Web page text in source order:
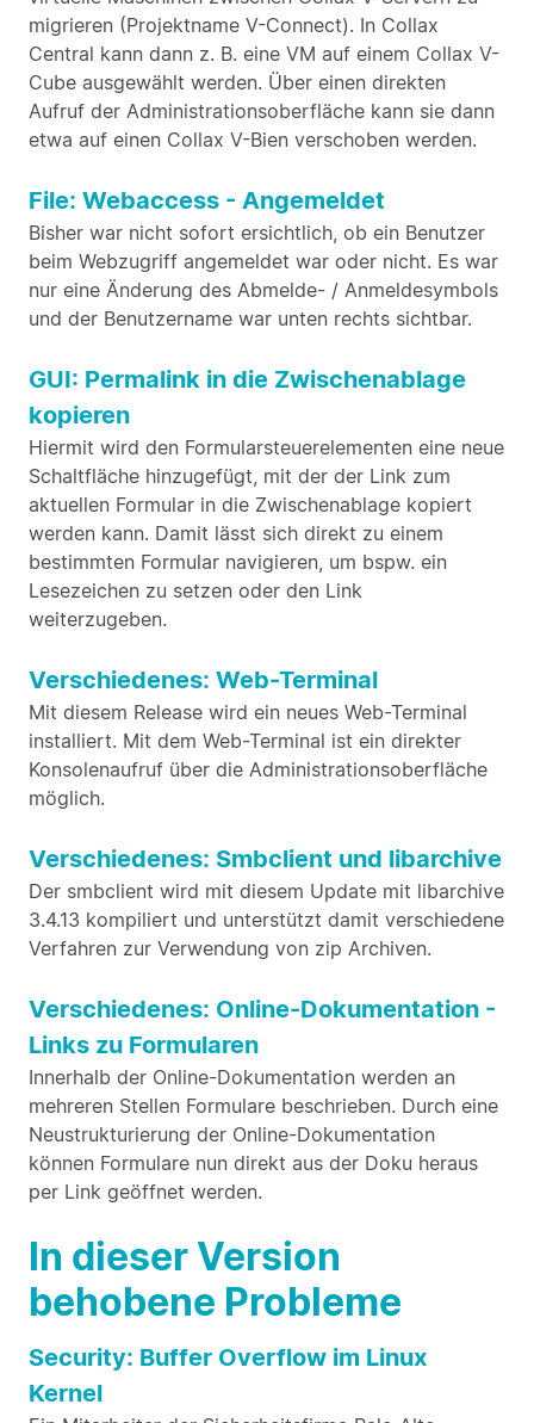
migrieren (Projektname V-Connect). In Collax
Central kann dann z. B. eine VM auf einem Collax V-
Cube ausgewählt werden. Über einen direkten
Aufruf der Administrationsoberfläche kann sie dann
etwa auf einen Collax V-Bien verschoben werden.
File: Webaccess - Angemeldet
Bisher war nicht sofort ersichtlich, ob ein Benutzer
beim Webzugriff angemeldet war oder nicht. Es war
nur eine Änderung des Abmelde- / Anmeldesymbols
und der Benutzername war unten rechts sichtbar.
GUI: Permalink in die Zwischenablage
kopieren
Hiermit wird den Formularsteuerelementen eine neue
Schaltfläche hinzugefügt, mit der der Link zum
aktuellen Formular in die Zwischenablage kopiert
werden kann. Damit lässt sich direkt zu einem
bestimmten Formular navigieren, um bspw. ein
Lesezeichen zu setzen oder den Link
weiterzugeben.
Verschiedenes: Web-Terminal
Mit diesem Release wird ein neues Web-Terminal
installiert. Mit dem Web-Terminal ist ein direkter
Konsolenaufruf über die Administrationsoberfläche
möglich.
Verschiedenes: Smbclient und libarchive
Der smbclient wird mit diesem Update mit libarchive
3.4.13 kompiliert und unterstützt damit verschiedene
Verfahren zur Verwendung von zip Archiven.
Verschiedenes: Online-Dokumentation -
Links zu Formularen
Innerhalb der Online-Dokumentation werden an
mehreren Stellen Formulare beschrieben. Durch eine
Neustrukturierung der Online-Dokumentation
können Formulare nun direkt aus der Doku heraus
per Link geöffnet werden.
In dieser Version
behobene Probleme
Security: Buffer Overflow im Linux
Kernel